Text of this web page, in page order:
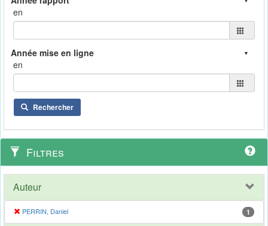
en
en
Rechercher
Filtres
Auteur
PERRIN, Daniel 1